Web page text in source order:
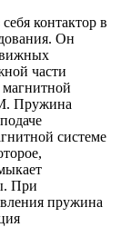
контактор в
Он
части
Пружина
системе
При
пружина